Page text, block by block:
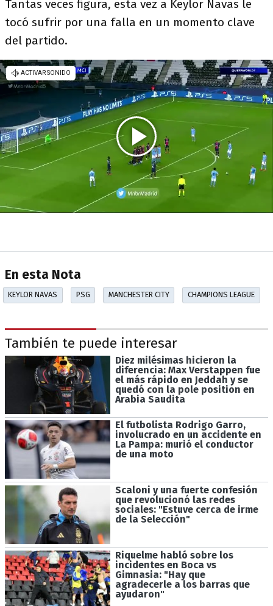
Tantas veces figura, esta vez a Keylor Navas le
tocó sufrir por una falla en un momento clave
del partido.
En esta Nota
KEYLOR NAVAS PSG MANCHESTER CITY CHAMPIONS LEAGUE
También te puede interesar
Diez milésimas hicieron la
diferencia: Max Verstappen fue
el más rápido en Jeddah y se
quedó con la pole position en
Arabia Saudita
El futbolista Rodrigo Garro,
involucrado en un accidente en
La Pampa: murió el conductor
de una moto
Scaloni y una fuerte confesión
que revolucionó las redes
sociales: "Estuve cerca de irme
de la Selección"
Riquelme habló sobre los
incidentes en Boca vs
Gimnasia: "Hay que
agradecerle a los barras que
ayudaron"